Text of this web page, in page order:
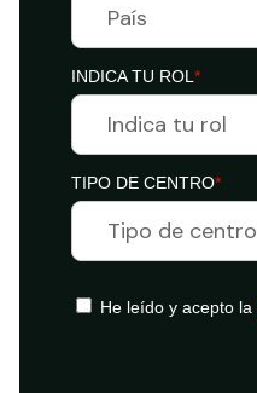
INDICA TU ROL*
TIPO DE CENTRO*
He leído y acepto la